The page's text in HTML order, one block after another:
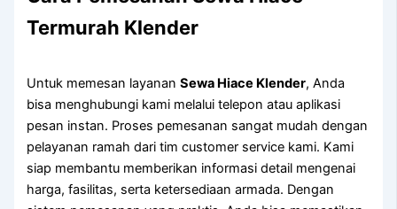
Termurah Klender
Untuk memesan layananSewa Hiace Klender, Anda
bisa menghubungi kami melalui telepon atau aplikasi
pesan instan. Proses pemesanan sangat mudah dengan
pelayanan ramah dari tim customer service kami. Kami
siap membantu memberikan informasi detail mengenai
harga, fasilitas, serta ketersediaan armada. Dengan